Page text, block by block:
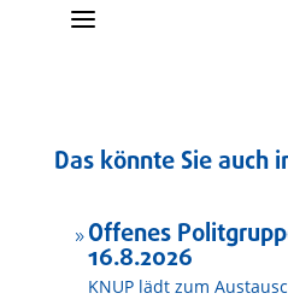
a
Das könnte Sie auch
9 Offenes
16.8.2026
KNUP lädt zum